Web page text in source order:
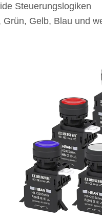
Steuerungslogiken
Grün, Gelb, Blau und